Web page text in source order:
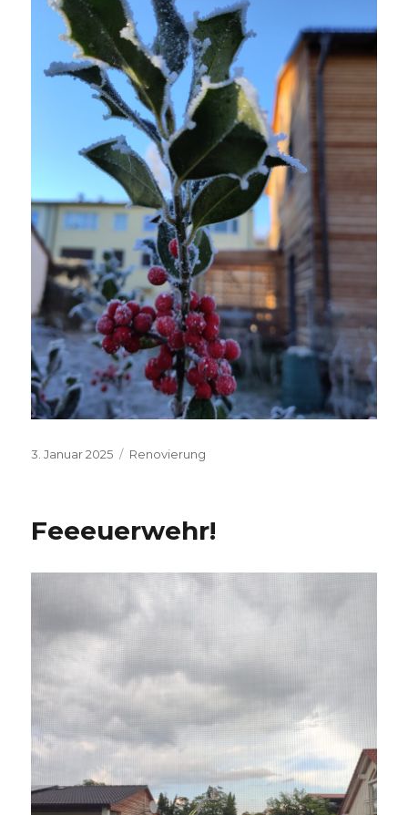
Veröffentlicht
3. Januar 2025 Kategorien
Renovierung
Feeeuerwehr!